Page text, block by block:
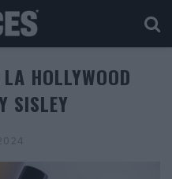
HOLLYWOOD
SISLEY